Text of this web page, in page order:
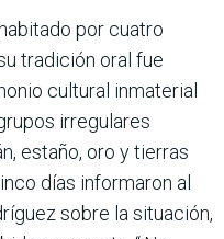
por cuatro
tradición oral fue
cultural inmaterial
irregulares
estaño, oro y tierras
días informaron al
sobre la situación,